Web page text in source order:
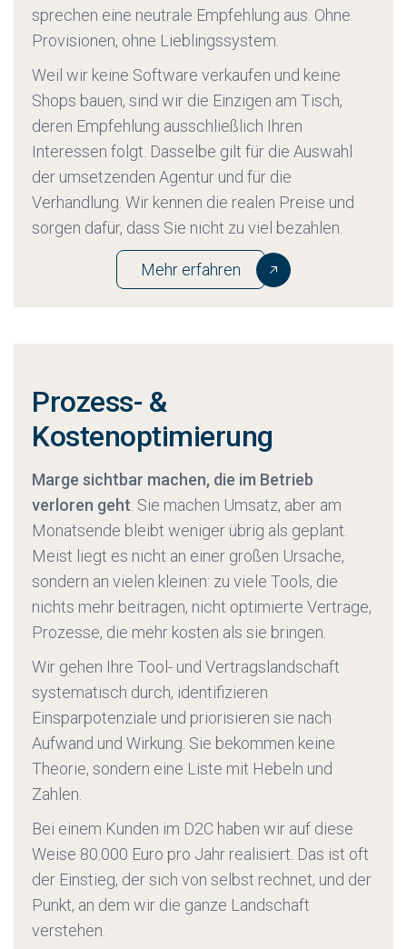
sprechen eine neutrale Empfehlung aus. Ohne
Provisionen, ohne Lieblingssystem.
Weil wir keine Software verkaufen und keine
Shops bauen, sind wir die Einzigen am Tisch,
deren Empfehlung ausschließlich Ihren
Interessen folgt. Dasselbe gilt für die Auswahl
der umsetzenden Agentur und für die
Verhandlung. Wir kennen die realen Preise und
sorgen dafür, dass Sie nicht zu viel bezahlen.
Mehr erfahren
Prozess- &
Kostenoptimierung
Marge sichtbar machen, die im Betrieb
verloren geht . ‍Sie machen Umsatz, aber am
Monatsende bleibt weniger übrig als geplant.
Meist liegt es nicht an einer großen Ursache,
sondern an vielen kleinen: zu viele Tools, die
nichts mehr beitragen, nicht optimierte Verträge,
Prozesse, die mehr kosten als sie bringen.
Wir gehen Ihre Tool- und Vertragslandschaft
systematisch durch, identifizieren
Einsparpotenziale und priorisieren sie nach
Aufwand und Wirkung. Sie bekommen keine
Theorie, sondern eine Liste mit Hebeln und
Zahlen.
Bei einem Kunden im D2C haben wir auf diese
Weise 80.000 Euro pro Jahr realisiert. Das ist oft
der Einstieg, der sich von selbst rechnet, und der
Punkt, an dem wir die ganze Landschaft
verstehen.